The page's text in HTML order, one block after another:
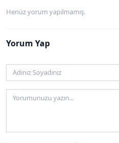
Henüz yorum yapılmamış.
Yorum Yap